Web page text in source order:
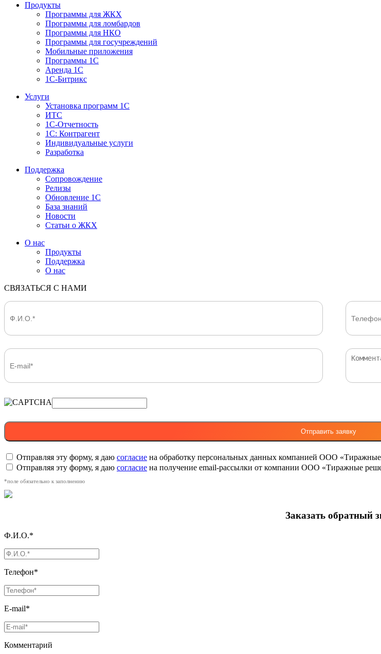
Продукты
Программы для ЖКХ
Программы для ломбардов
Программы для НКО
Программы для госучреждений
Мобильные приложения
Программы 1С
Аренда 1С
1С-Битрикс
Услуги
Установка программ 1С
ИТС
1С-Отчетность
1С: Контрагент
Индивидуальные услуги
Разработка
Поддержка
Сопровождение
Релизы
Обновление 1С
База знаний
Новости
Статьи о ЖКХ
О нас
Продукты
Поддержка
О нас
СВЯЗАТЬСЯ С НАМИ
Отправляя эту форму, я даю согласие на обработку персональных данных компанией ООО
Отправляя эту форму, я даю согласие на получение email-рассылки от компании ООО «Тиражные
*поле обязательно к заполнению
Заказать обратный
Ф.И.О.*
Телефон*
E-mail*
Комментарий